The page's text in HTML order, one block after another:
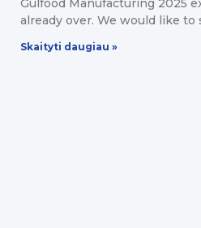
Gulfood Manufacturing 2025
already over. We would like to
Skaityti daugiau »